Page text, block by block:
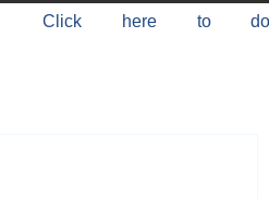
Click here to